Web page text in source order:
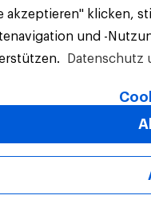
akzeptieren" klicken,
und -
Datenschutz